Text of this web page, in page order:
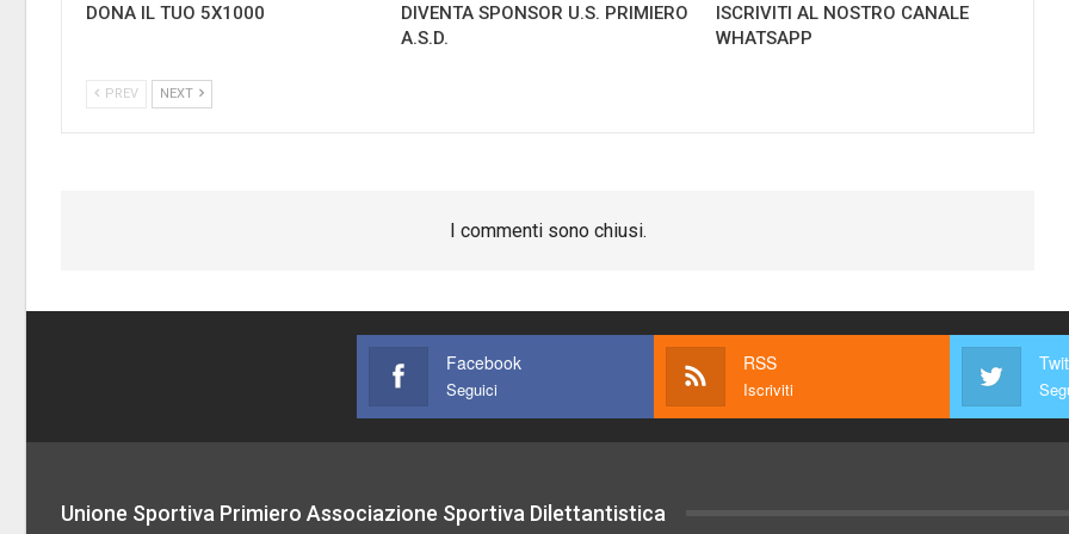
DONA IL TUO 5X1000
DIVENTA SPONSOR U.S. PRIMIERO
A.S.D.
ISCRIVITI AL NOSTRO CANALE
WHATSAPP
PREV NEXT
I commenti sono chiusi.
Facebook
Seguici
RSS
Iscriviti
Unione Sportiva Primiero Associazione Sportiva Dilettantistica